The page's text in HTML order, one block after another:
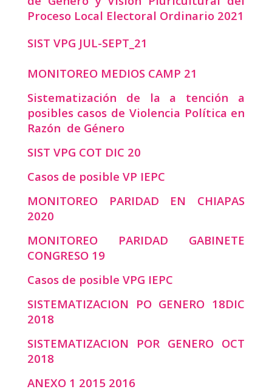
Proceso Local Electoral Ordinario 2021
SIST VPG JUL-SEPT_21
MONITOREO MEDIOS CAMP 21
Sistematización de la a tención a
posibles casos de Violencia Política en
Razón de Género
SIST VPG COT DIC 20
Casos de posible VP IEPC
MONITOREO PARIDAD EN CHIAPAS
2020
MONITOREO PARIDAD GABINETE
CONGRESO 19
Casos de posible VPG IEPC
SISTEMATIZACION PO GENERO 18DIC
2018
SISTEMATIZACION POR GENERO OCT
2018
ANEXO 1 2015 2016